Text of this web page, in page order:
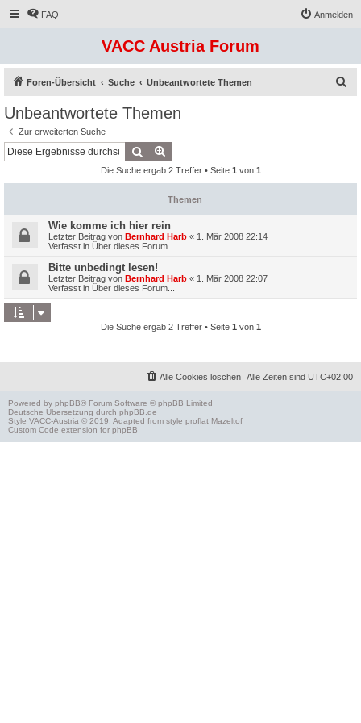
FAQ Anmelden
VACC Austria Forum
Foren-Übersicht Suche Unbeantwortete Themen
Unbeantwortete Themen
Zur erweiterten Suche
Suche
Die Suche ergab 2 Treffer • Seite 1 von 1
Themen
Wie komme ich hier rein
Letzter Beitrag von Bernhard Harb « 1. Mär 2008 22:14
Verfasst in Über dieses Forum...
Bitte unbedingt lesen!
Letzter Beitrag von Bernhard Harb « 1. Mär 2008 22:07
Verfasst in Über dieses Forum...
Die Suche ergab 2 Treffer • Seite 1 von 1
Alle Zeiten sind UTC+02:00
Alle Cookies löschen
Powered by phpBB® Forum Software © phpBB Limited
Deutsche Übersetzung durch phpBB.de
Style VACC-Austria © 2019. Adapted from style proflat Mazeltof
Custom Code extension for phpBB